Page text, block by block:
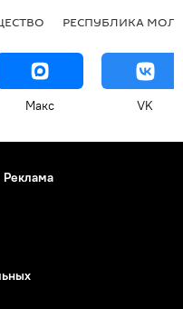
РЕСПУБЛИКА
Макс VK
Реклама